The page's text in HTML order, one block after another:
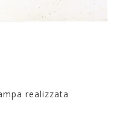
realizzata